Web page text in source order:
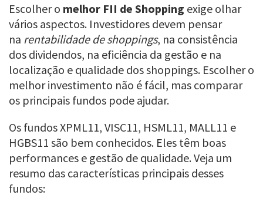
Escolher o melhor FII de Shopping exige olhar
vários aspectos. Investidores devem pensar
na rentabilidade de shoppings, na consistência
dos dividendos, na eficiência da gestão e na
localização e qualidade dos shoppings. Escolher o
melhor investimento não é fácil, mas comparar
os principais fundos pode ajudar.
Os fundos XPML11, VISC11, HSML11, MALL11 e
HGBS11 são bem conhecidos. Eles têm boas
performances e gestão de qualidade. Veja um
resumo das características principais desses
fundos: